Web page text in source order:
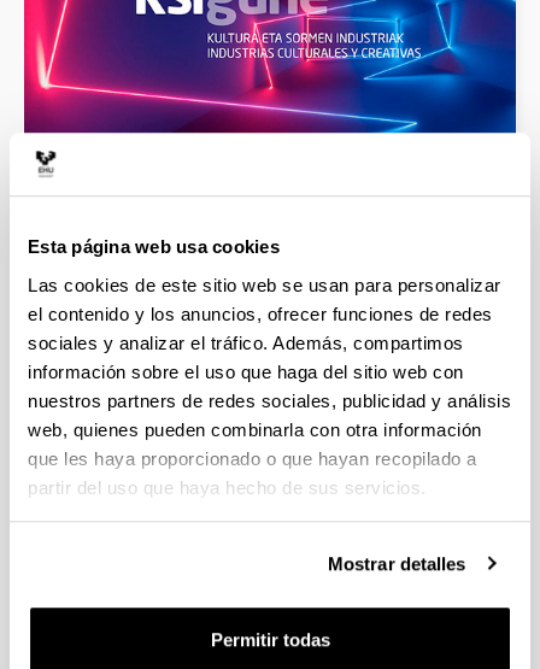
Esta página web usa cookies
Las cookies de este sitio web se usan para personalizar
el contenido y los anuncios, ofrecer funciones de redes
sociales y analizar el tráfico. Además, compartimos
información sobre el uso que haga del sitio web con
nuestros partners de redes sociales, publicidad y análisis
web, quienes pueden combinarla con otra información
que les haya proporcionado o que hayan recopilado a
partir del uso que haya hecho de sus servicios.
Mostrar detalles
Permitir todas
KSIGUNE, Industrias Culturales y Creativas
ATIC, Asociación Española de
Universidades con Titulaciones de
Información y Comunicación